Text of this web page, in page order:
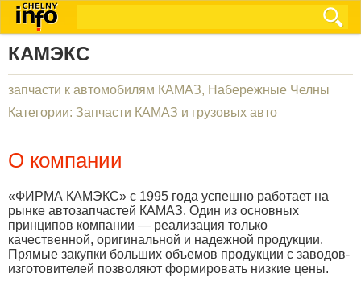
КАМЭКС
запчасти к автомобилям КАМАЗ, Набережные Челны
Категории: Запчасти КАМАЗ и грузовых авто
О компании
«ФИРМА КАМЭКС» с 1995 года успешно работает на
рынке автозапчастей КАМАЗ. Один из основных
принципов компании — реализация только
качественной, оригинальной и надежной продукции.
Прямые закупки больших объемов продукции с заводов-
изготовителей позволяют формировать низкие цены.